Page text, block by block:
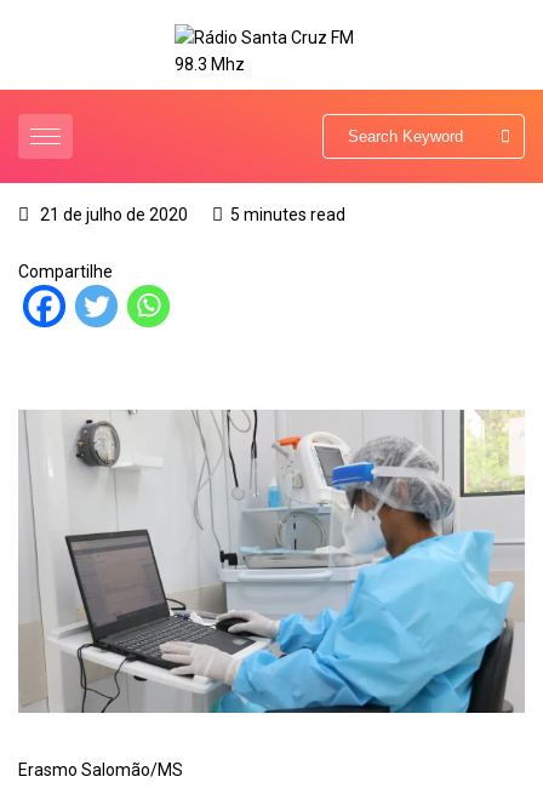
21 de julho de 2020 5 minutes read
Compartilhe
Erasmo Salomão/MS